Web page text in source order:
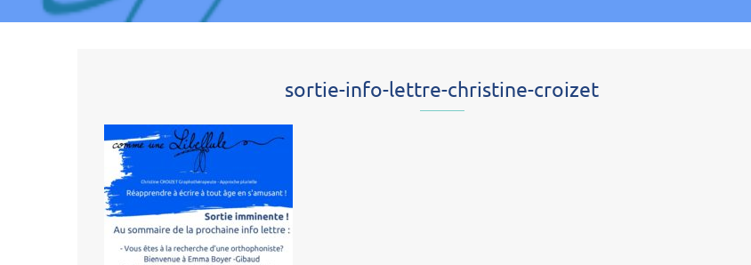
sortie-info-lettre-christine-croizet